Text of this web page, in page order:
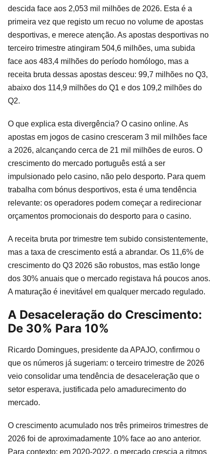
descida face aos 2,053 mil milhões de 2026. Esta é a
primeira vez que registo um recuo no volume de apostas
desportivas, e merece atenção. As apostas desportivas no
terceiro trimestre atingiram 504,6 milhões, uma subida
face aos 483,4 milhões do período homólogo, mas a
receita bruta dessas apostas desceu: 99,7 milhões no Q3,
abaixo dos 114,9 milhões do Q1 e dos 109,2 milhões do
Q2.
O que explica esta divergência? O casino online. As
apostas em jogos de casino cresceram 3 mil milhões face
a 2026, alcançando cerca de 21 mil milhões de euros. O
crescimento do mercado português está a ser
impulsionado pelo casino, não pelo desporto. Para quem
trabalha com bónus desportivos, esta é uma tendência
relevante: os operadores podem começar a redirecionar
orçamentos promocionais do desporto para o casino.
A receita bruta por trimestre tem subido consistentemente,
mas a taxa de crescimento está a abrandar. Os 11,6% de
crescimento do Q3 2026 são robustos, mas estão longe
dos 30% anuais que o mercado registava há poucos anos.
A maturação é inevitável em qualquer mercado regulado.
A Desaceleração do Crescimento:
De 30% Para 10%
Ricardo Domingues, presidente da APAJO, confirmou o
que os números já sugeriam: o terceiro trimestre de 2026
veio consolidar uma tendência de desaceleração que o
setor esperava, justificada pelo amadurecimento do
mercado.
O crescimento acumulado nos três primeiros trimestres de
2026 foi de aproximadamente 10% face ao ano anterior.
Para contexto: em 2020-2022, o mercado crescia a ritmos